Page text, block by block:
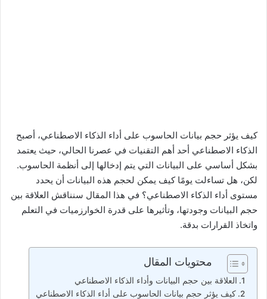
كيف يؤثر حجم بيانات الحاسوب على أداء الذكاء الاصطناعي، أصبح
الذكاء الاصطناعي أحد أهم التقنيات في عصرنا الحالي، حيث يعتمد
بشكل أساسي على البيانات التي يتم إدخالها إلى أنظمة الحاسوب.
لكن، هل تساءلت يومًا كيف يمكن لحجم هذه البيانات أن يحدد
مستوى أداء الذكاء الاصطناعي؟ في هذا المقال سنناقش العلاقة بين
حجم البيانات وجودتها، وتأثيرها على قدرة الخوارزميات في التعلم
واتخاذ القرارات بدقة.
محتويات المقال
العلاقة بين حجم البيانات وأداء الذكاء الاصطناعي
كيف يؤثر حجم بيانات الحاسوب على أداء الذكاء الاصطناعي